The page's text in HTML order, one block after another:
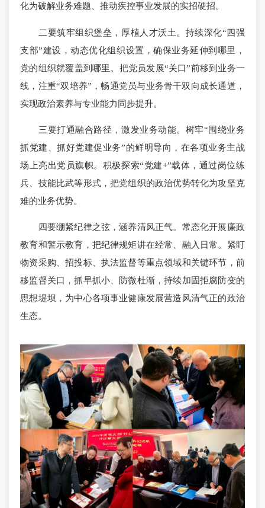
化为破解业务难题、推动疾控事业发展的实招硬招。
二要筑牢组织堡垒，厚植人才沃土。持续深化“四强
支部”建设，动态优化组织设置，确保业务延伸到哪里，
党的组织就覆盖到哪里。把党员发展“关口”前移到业务一
线，注重“双培养”，畅通党员与业务骨干双向成长通道，
实现政治素养与专业能力同步提升。
三要打通融合路径，激发业务动能。树牢“围绕业务
抓党建、抓好党建促业务”的鲜明导向，在各项业务主战
场上亮出党员旗帜。积极探索“党建+”载体，通过岗位练
兵、技能比武等形式，把党组织的政治优势转化为攻坚克
难的业务优势。
四要绷紧纪律之弦，涵养清风正气。常态化开展廉政
教育和警示教育，把纪律规矩讲在经常、融入日常。紧盯
物资采购、招投标、执法监督等重点领域和关键环节，前
移监督关口，抓早抓小、防微杜渐，持续加固拒腐防变的
思想堤坝，为中心各项事业健康发展营造风清气正的政治
生态。